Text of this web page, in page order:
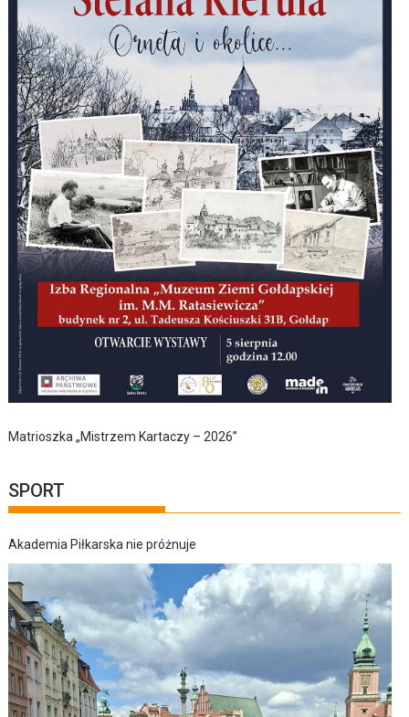
Matrioszka „Mistrzem Kartaczy – 2026”
SPORT
Akademia Piłkarska nie próżnuje